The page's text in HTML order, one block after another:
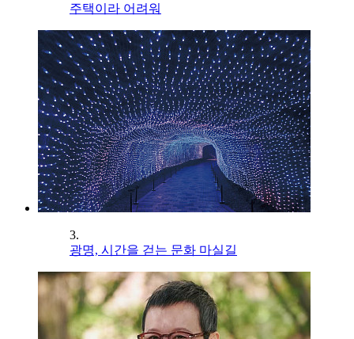
주택이라 어려워
3.
광명, 시간을 걷는 문화 마실길